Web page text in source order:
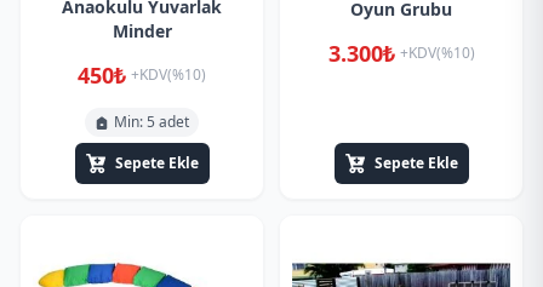
Anaokulu Yuvarlak
Minder
450₺ +KDV(%10)
Min: 5 adet
Sepete Ekle
Oyun Grubu
3.300₺ +KDV(%10)
Sepete Ekle